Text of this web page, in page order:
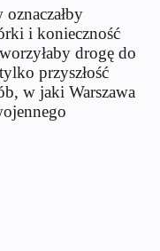
i konieczność
drogę do
przyszłość
w jaki Warszawa